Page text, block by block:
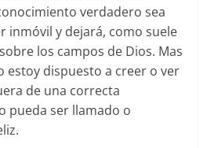
verdadero sea
inmóvil y dejará, como suele
los campos de Dios. Mas
estoy dispuesto a creer o ver
de una correcta
pueda ser llamado o